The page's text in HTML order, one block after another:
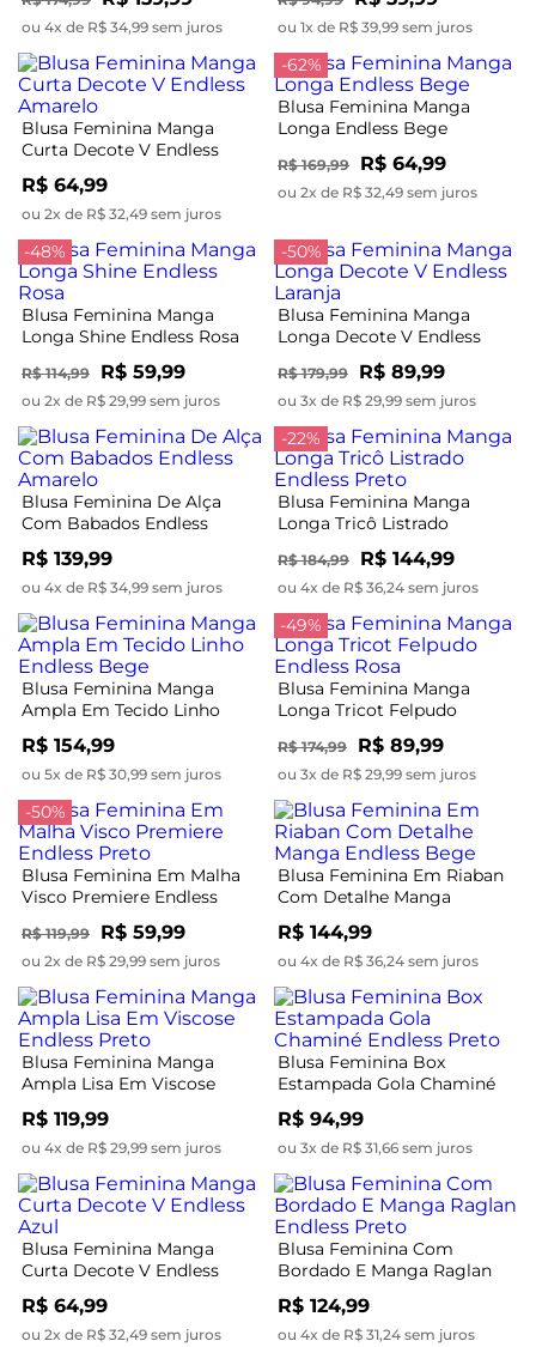
ou 4x de R$ 34,99 sem juros ou 1x de R$ 39,99 sem juros
Blusa Feminina Manga
Curta Decote V Endless
Amarelo
R$ 64,99
ou 2x de R$ 32,49 sem juros
-62%
Blusa Feminina Manga
Longa Endless Bege
R$ 169,99 R$ 64,99
ou 2x de R$ 32,49 sem juros
-48%
Blusa Feminina Manga
Longa Shine Endless Rosa
R$ 114,99 R$ 59,99
ou 2x de R$ 29,99 sem juros
-50%
Blusa Feminina Manga
Longa Decote V Endless
R$ 179,99 R$ 89,99
ou 3x de R$ 29,99 sem juros
Blusa Feminina De Alça
Com Babados Endless
Amarelo
R$ 139,99
ou 4x de R$ 34,99 sem juros
-22%
Blusa Feminina Manga
Longa Tricô Listrado
Endless Preto
R$ 184,99 R$ 144,99
ou 4x de R$ 36,24 sem juros
Blusa Feminina Manga
Ampla Em Tecido Linho
Endless Bege
R$ 154,99
ou 5x de R$ 30,99 sem juros
-49%
Blusa Feminina Manga
Longa Tricot Felpudo
Endless Rosa
R$ 174,99 R$ 89,99
ou 3x de R$ 29,99 sem juros
-50%
Blusa Feminina Em Malha
Visco Premiere Endless
R$ 119,99 R$ 59,99
ou 2x de R$ 29,99 sem juros
Blusa Feminina Em Riaban
Com Detalhe Manga
Endless Bege
R$ 144,99
ou 4x de R$ 36,24 sem juros
Blusa Feminina Manga
Ampla Lisa Em Viscose
Endless Preto
R$ 119,99
ou 4x de R$ 29,99 sem juros
Blusa Feminina Box
Estampada Gola Chaminé
Endless Preto
R$ 94,99
ou 3x de R$ 31,66 sem juros
Blusa Feminina Manga
Curta Decote V Endless
Azul
R$ 64,99
ou 2x de R$ 32,49 sem juros
Blusa Feminina Com
Bordado E Manga Raglan
Endless Preto
R$ 124,99
ou 4x de R$ 31,24 sem juros